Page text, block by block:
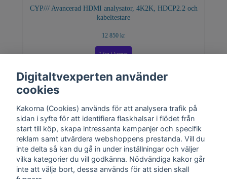
CYP/// Avancerad HDMI analysator, 4K2K, HDCP2.2 och
kabeltestare
12 850 kr
Digitaltvexperten använder
cookies
Kakorna (Cookies) används för att analysera trafik på
sidan i syfte för att identifiera flaskhalsar i flödet från
start till köp, skapa intressanta kampanjer och specifik
reklam samt utvärdera webshoppens prestanda. Vill du
inte delta så kan du gå in under inställningar och väljer
vilka kategorier du vill godkänna. Nödvändiga kakor går
inte att välja bort, dessa används för att siden skall